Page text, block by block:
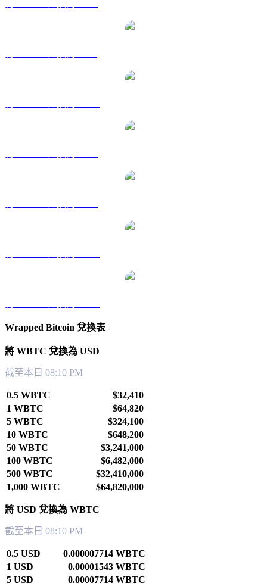
Wrapped Bitcoin 兌換表
將 WBTC 兌換為 USD
截至本日 08:10 PM
0.5 WBTC
$32,410
1 WBTC
$64,820
5 WBTC
$324,100
10 WBTC
$648,200
50 WBTC
$3,241,000
100 WBTC
$6,482,000
500 WBTC
$32,410,000
1,000 WBTC
$64,820,000
將 USD 兌換為 WBTC
截至本日 08:10 PM
0.5 USD
0.000007714 WBTC
1 USD
0.00001543 WBTC
5 USD
0.00007714 WBTC